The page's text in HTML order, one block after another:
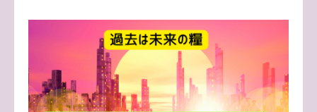
会員様からの喜びの声